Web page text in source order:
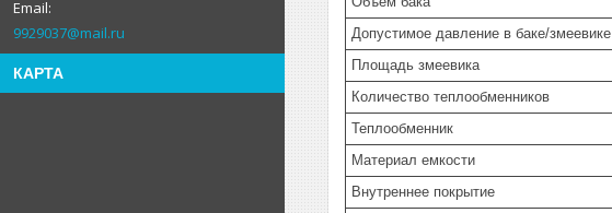
9929037@mail.ru
КАРТА
Допустимое давление в баке/змеевике
Площадь змеевика
Количество теплообменников
Теплообменник
Материал емкости
Внутреннее покрытие